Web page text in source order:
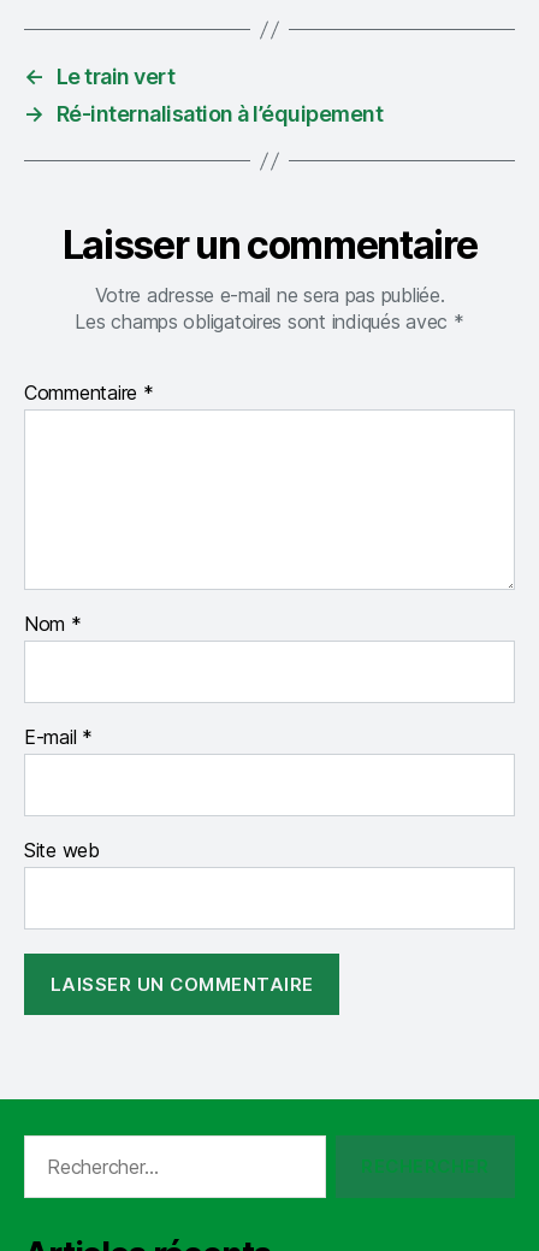
←
Le train vert
→
Ré-internalisation à l’équipement
Laisser un commentaire
Votre adresse e-mail ne sera pas publiée.
Les champs obligatoires sont indiqués avec *
Commentaire *
Nom *
E-mail *
Site web